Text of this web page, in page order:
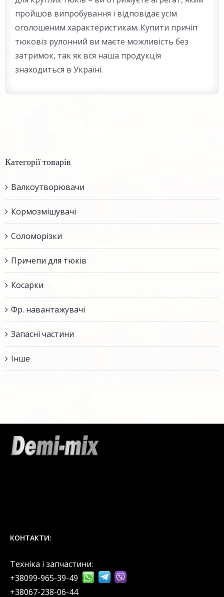
пройшов випробування і відповідає усім
оголошеним характеристикам. Купити причіп
тюковіз рулонний ви маєте можливість без
затримок, так як вся наша продукція
знаходиться в Україні.
Категорії товарів
Валкоутворювачи
Кормозмішувачі
Соломорізки
Причепи для тюків
Косарки
Фр. навантажувачі
Запасні частини
Інше
КОНТАКТИ:
Техніка і запчастини:
+38099-965-39-49
‎+38067-238-06-44